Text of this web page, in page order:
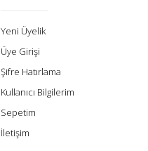
Yeni Üyelik
Üye Girişi
Şifre Hatırlama
Kullanıcı Bilgilerim
Sepetim
İletişim